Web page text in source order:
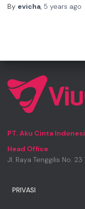
By evicha, 5 years ago
PT. Aku Cinta
Head Office
Jl. Raya Tenggilis No.
PRIVASI